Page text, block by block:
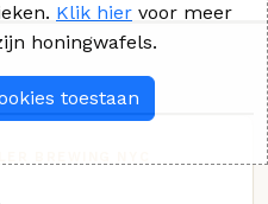
Klik hier voor meer
honingwafels.
toestaan